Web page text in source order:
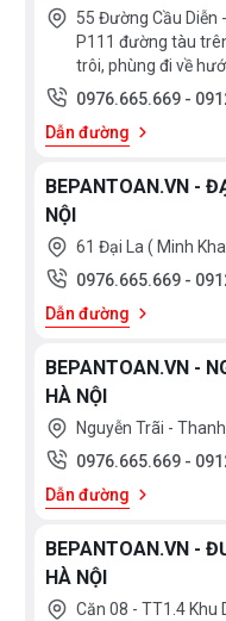
55 Đường Cầu Diễn
P111 đường tàu
trôi, phùng đi về
0976.665.669 -
Dẫn đường
BEPANTOAN.VN -
NỘI
61 Đại La ( Minh
0976.665.669 -
Dẫn đường
BEPANTOAN.VN -
HÀ NỘI
Nguyễn Trãi -
0976.665.669 -
Dẫn đường
BEPANTOAN.VN -
HÀ NỘI
Căn 08 - TT1.4 Khu